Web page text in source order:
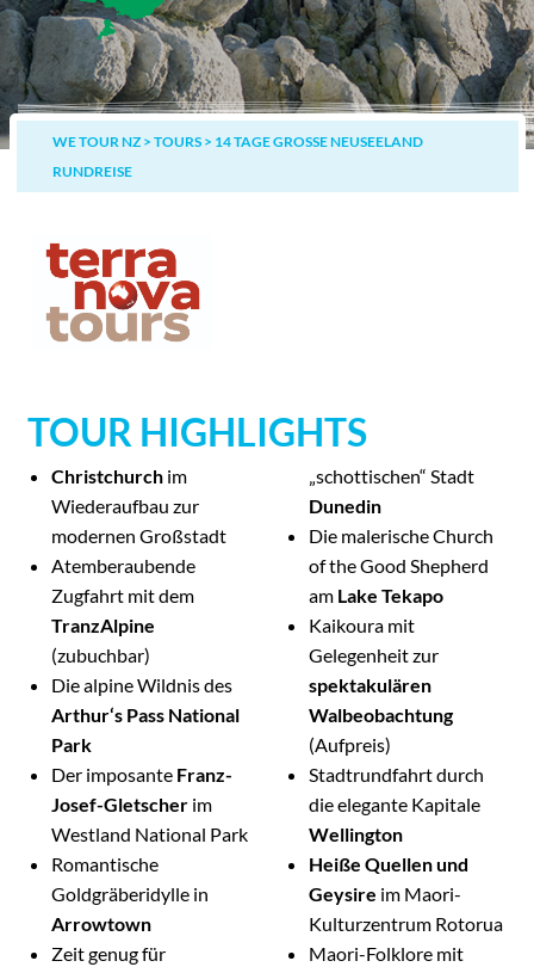
WE TOUR NZ> TOURS> 14 TAGE GROSSE NEUSEELAND R
UNDREISE
TOUR HIGHLIGHTS
Christchurchim
Wiederaufbau zur
modernen Großstadt
Atemberaubende
Zugfahrt mit dem
TranzAlpine
(zubuchbar)
Die alpine Wildnis des
Arthur‘s Pass National
Park
Der imposante Franz-
Josef-Gletscherim
Westland National Park
Romantische
Goldgräberidylle in
Arrowtown
Zeit genug für
„schottischen“ Stadt
Dunedin
Die malerische Church
of the Good Shepherd
am Lake Tekapo
Kaikoura mit
Gelegenheit zur
spektakulären
Walbeobachtung
(Aufpreis)
Stadtrundfahrt durch
die elegante Kapitale
Wellington
Heiße Quellen und
Geysire im Maori-
Kulturzentrum Rotorua
Maori-Folklore mit